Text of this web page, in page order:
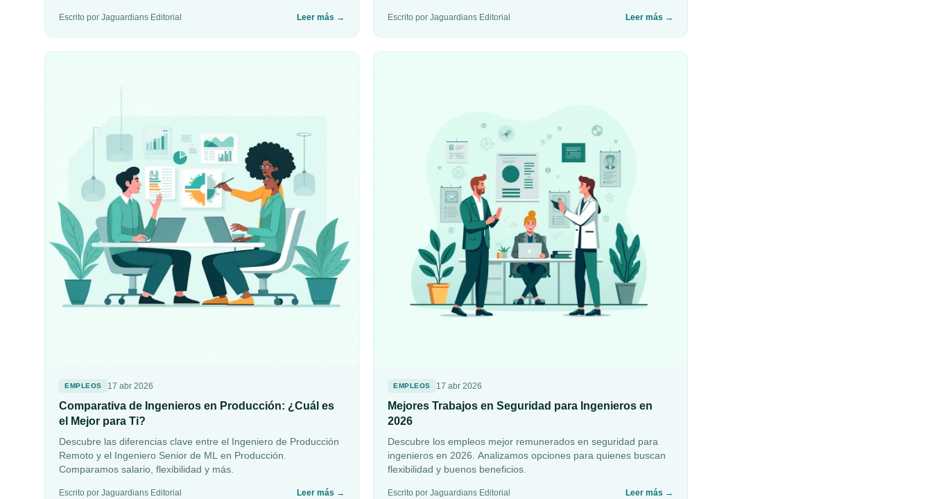
Escrito por Jaguardians Editorial Leer más → Escrito por Jaguardians Editorial Leer más →
EMPLEOS 17 abr 2026
Comparativa de Ingenieros en Producción: ¿Cuál es
el Mejor para Ti?
Descubre las diferencias clave entre el Ingeniero de Producción
Remoto y el Ingeniero Senior de ML en Producción.
Comparamos salario, flexibilidad y más.
Escrito por Jaguardians Editorial Leer más →
EMPLEOS 17 abr 2026
Mejores Trabajos en Seguridad para Ingenieros en
2026
Descubre los empleos mejor remunerados en seguridad para
ingenieros en 2026. Analizamos opciones para quienes buscan
flexibilidad y buenos beneficios.
Escrito por Jaguardians Editorial Leer más →